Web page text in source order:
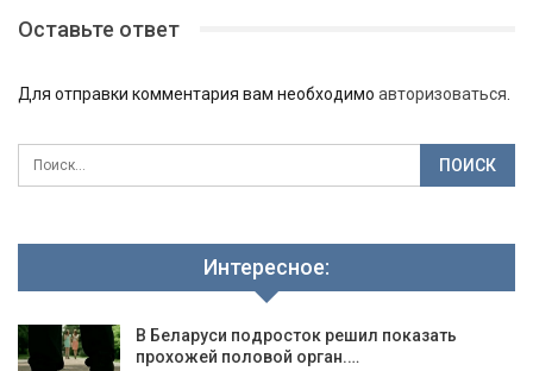
Оставьте ответ
Для отправки комментария вам необходимо авторизоваться
Интересное:
В Беларуси подросток решил показать
прохожей половой орган.…